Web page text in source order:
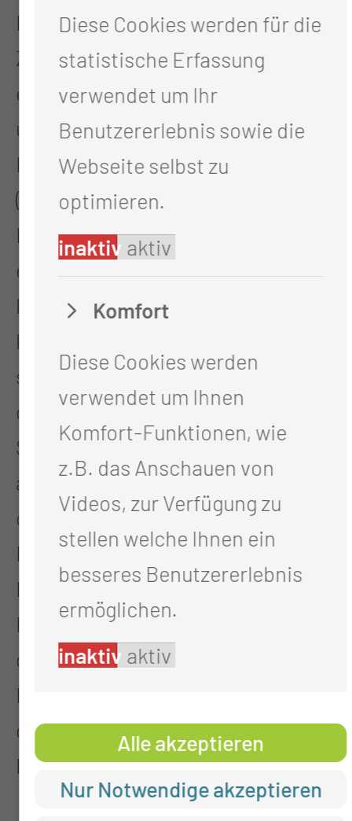
Kammer). Beim
Zweikammerschrittmacher liegt
eine Elektrode im rechten Vorhof
und eine in der rechten Kammer.
Bei Patienten mit Herzschwäche
(Herzinsuffizienz) werden
Dreikammerschrittmacher
eingesetzt. Herzschrittmacher
können auf Veränderungen der
körperlichen Belastung mit
steigendem Herzschlag reagieren
oder Herzrasen mildern.
Sicherheitsfunktionen überprüfen
automatisch und fortwährend die
ordnungsgemäße
Funktionsfähigkeit des Gerätes.
Eine Art integrierter
Datenspeicher sammelt während
der Laufzeit des Schrittmachers
Informationen, die dem Arzt helfen,
das Gerät optimal auf den
Patienten abzustimmen.
Diese Cookies werden für die
statistische Erfassung
verwendet um Ihr
Benutzererlebnis sowie die
Webseite selbst zu
optimieren.
inaktiv aktiv
Komfort
Diese Cookies werden
verwendet um Ihnen
Komfort-Funktionen, wie
z.B. das Anschauen von
Videos, zur Verfügung zu
stellen welche Ihnen ein
besseres Benutzererlebnis
ermöglichen.
inaktiv aktiv
Alle akzeptieren
Nur Notwendige akzeptieren